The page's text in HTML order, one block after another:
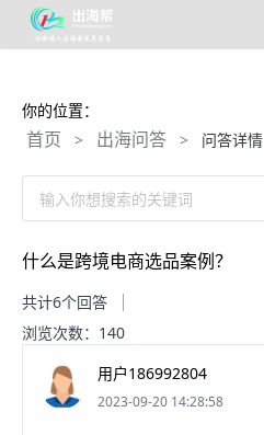
你的位置：
首页 > 出海问答 > 问答详情
输入你想搜索的关键词
什么是跨境电商选品案例？
共计6个回答
浏览次数：140
用户186992804
2023-09-20 14:28:58